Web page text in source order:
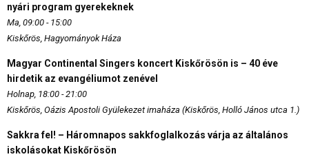
nyári program gyerekeknek
Ma, 09:00 - 15:00
Kiskőrös, Hagyományok Háza
Magyar Continental Singers koncert Kiskőrösön is – 40 éve
hirdetik az evangéliumot zenével
Holnap, 18:00 - 21:00
Kiskőrös, Oázis Apostoli Gyülekezet imaháza (Kiskőrös, Holló János utca 1.)
Sakkra fel! – Háromnapos sakkfoglalkozás várja az általános
iskolásokat Kiskőrösön